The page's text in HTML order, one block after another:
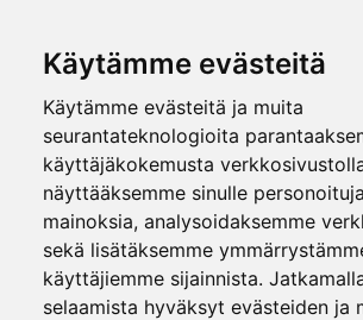
Käytämme evästeitä
Käytämme evästeitä ja muita
seurantateknologioita
käyttäjäkokemusta
näyttääksemme sinulle
mainoksia, analysoidaksemme
sekä lisätäksemme
käyttäjiemme sijainnista.
selaamista hyväksyt evästeiden ja